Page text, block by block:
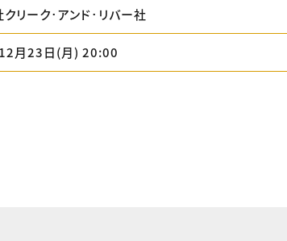
リーク･アンド･リバー社
月23日(月) 20:00